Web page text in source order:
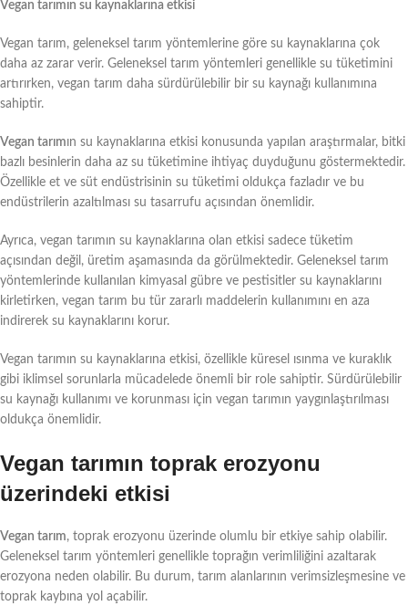
Vegan tarımın su kaynaklarına etkisi
Vegan tarım, geleneksel tarım yöntemlerine göre su kaynaklarına çok
daha az zarar verir. Geleneksel tarım yöntemleri genellikle su tüketimini
artırırken, vegan tarım daha sürdürülebilir bir su kaynağı kullanımına
sahiptir.
Vegan tarımın su kaynaklarına etkisi konusunda yapılan araştırmalar, bitki
bazlı besinlerin daha az su tüketimine ihtiyaç duyduğunu göstermektedir.
Özellikle et ve süt endüstrisinin su tüketimi oldukça fazladır ve bu
endüstrilerin azaltılması su tasarrufu açısından önemlidir.
Ayrıca, vegan tarımın su kaynaklarına olan etkisi sadece tüketim
açısından değil, üretim aşamasında da görülmektedir. Geleneksel tarım
yöntemlerinde kullanılan kimyasal gübre ve pestisitler su kaynaklarını
kirletirken, vegan tarım bu tür zararlı maddelerin kullanımını en aza
indirerek su kaynaklarını korur.
Vegan tarımın su kaynaklarına etkisi, özellikle küresel ısınma ve kuraklık
gibi iklimsel sorunlarla mücadelede önemli bir role sahiptir. Sürdürülebilir
su kaynağı kullanımı ve korunması için vegan tarımın yaygınlaştırılması
oldukça önemlidir.
Vegan tarımın toprak erozyonu
üzerindeki etkisi
Vegan tarım, toprak erozyonu üzerinde olumlu bir etkiye sahip olabilir.
Geleneksel tarım yöntemleri genellikle toprağın verimliliğini azaltarak
erozyona neden olabilir. Bu durum, tarım alanlarının verimsizleşmesine ve
toprak kaybına yol açabilir.